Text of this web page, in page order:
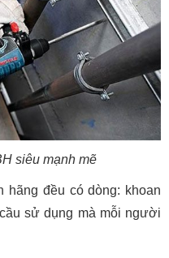
siêu mạnh mẽ
hãng đều có dòng: khoan
sử dụng mà mỗi người